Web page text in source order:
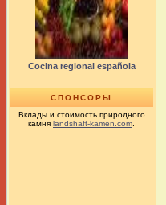
Cocina regional española
СПОНСОРЫ
Вклады и стоимость природного
камня landshaft-kamen.com